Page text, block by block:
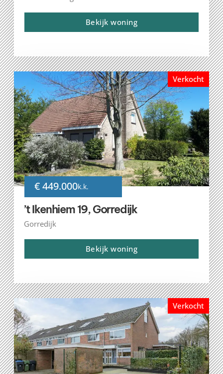
Bekijk woning
Verkocht
€ 449.000k.k.
’t Ikenhiem 19, Gorredijk
Gorredijk
Bekijk woning
Verkocht